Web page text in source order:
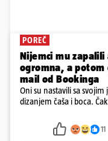
POREČ
Nijemci mu
ogromna, a potom
mail od Bookinga
Oni su nastavili sa
dizanjem čaša i boca.
požar, rekao je vlasnik
11